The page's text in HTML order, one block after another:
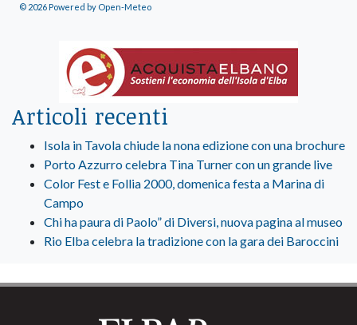
© 2026 Powered by Open-Meteo
Articoli recenti
Isola in Tavola chiude la nona edizione con una brochure
Porto Azzurro celebra Tina Turner con un grande live
Color Fest e Follia 2000, domenica festa a Marina di
Campo
Chi ha paura di Paolo” di Diversi, nuova pagina al museo
Rio Elba celebra la tradizione con la gara dei Baroccini